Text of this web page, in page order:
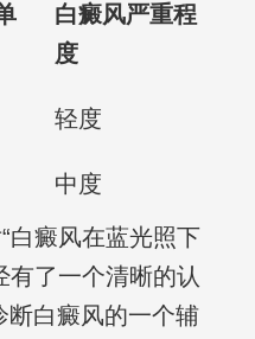
白癜风严重程
度
轻度
中度
白癜风在蓝光照下
有了一个清晰的认
断白癜风的一个辅